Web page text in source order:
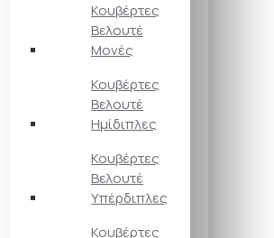
Κουβέρτες
Βελουτέ
Μονές
Κουβέρτες
Βελουτέ
Ημίδιπλες
Κουβέρτες
Βελουτέ
Υπέρδιπλες
Κουβέρτες